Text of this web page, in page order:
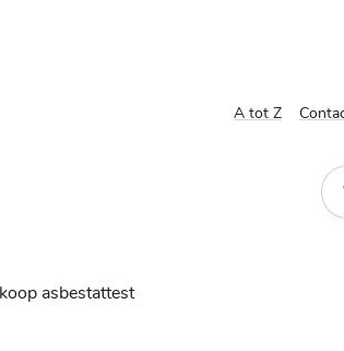
A tot Z
asbestattest